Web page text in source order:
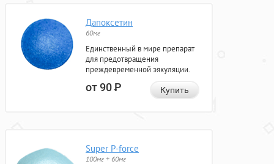
Дапоксетин
60мг
Единственный в мире препарат
для предотвращения
преждевременной эякуляции.
от 90Р Купить
Super P-force
100мг + 60мг